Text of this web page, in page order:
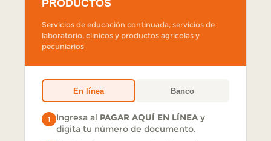
PRODUCTOS
Servicios de educación continuada, servicios de
laboratorio, clinicos y productos agricolas y
pecuniarios
En línea Banco
1 Ingresa al PAGAR AQUÍ EN LÍNEAy
digita tu número de documento.